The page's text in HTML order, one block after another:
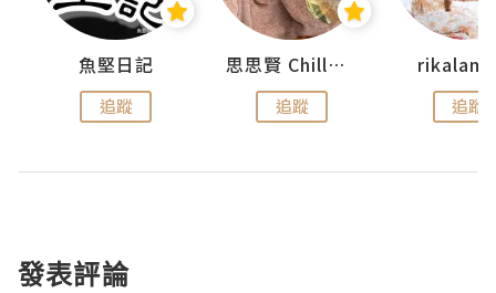
魚堅日記
追蹤
思思賢 ChillMyBabe
追蹤 追蹤
發表評論